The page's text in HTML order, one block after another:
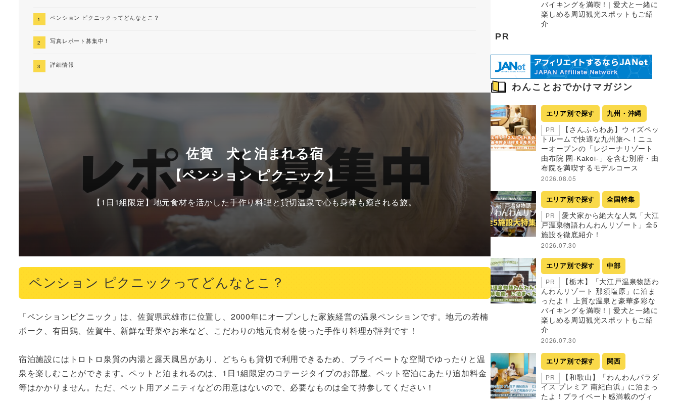
ペンション ピクニックってどんなとこ？
写真レポート募集中！
詳細情報
佐賀 犬と泊まれる宿
【ペンション ピクニック】
【1日1組限定】地元食材を活かした手作り料理と貸切温泉で心も身体も癒される旅。
ペンション ピクニックってどんなとこ？
「ペンションピクニック」は、佐賀県武雄市に位置し、2000年にオープンした家族経営の温泉ペンションです。地元の若楠
ポーク、有田鶏、佐賀牛、新鮮な野菜やお米など、こだわりの地元食材を使った手作り料理が評判です！
宿泊施設にはトロトロ泉質の内湯と露天風呂があり、どちらも貸切で利用できるため、プライベートな空間でゆったりと温
泉を楽しむことができます。ペットと泊まれるのは、1日1組限定のコテージタイプのお部屋。ペット宿泊にあたり追加料金
等はかかりません。ただ、ペット用アメニティなどの用意はないので、必要なものは全て持参してください！
バイキングを満喫！| 愛犬と一緒に
楽しめる周辺観光スポットもご紹
介
PR
わんことおでかけマガジン
エリア別で探す 九州・沖縄
PR
【さんふらわあ】ウィズペッ
トルームで快適な九州旅へ！ニュ
ーオープンの「レジーナリゾート
由布院 圍-Kakoi-」を含む別府・由
布院を満喫するモデルコース
2026.08.05
エリア別で探す 全国特集
PR
愛犬家から絶大な人気「大江
戸温泉物語わんわんリゾート」全5
施設を徹底紹介！
2026.07.30
エリア別で探す 中部
PR
【栃木】「大江戸温泉物語わ
んわんリゾート 那須塩原」に泊ま
ったよ！ 上質な温泉と豪華多彩な
バイキングを満喫！| 愛犬と一緒に
楽しめる周辺観光スポットもご紹
介
2026.07.30
エリア別で探す 関西
PR
【和歌山】「わんわんパラダ
イス プレミア 南紀白浜」に泊まっ
たよ！プライベート感満載のヴィ